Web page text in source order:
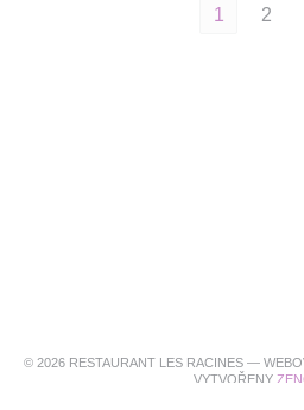
1 2
© 2026 RESTAURANT LES RACINES —
VYTVOŘENY